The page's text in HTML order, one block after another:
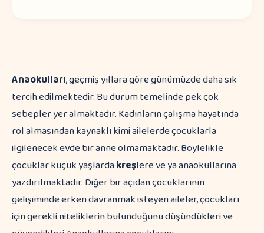
Anaokulları, geçmiş yıllara göre günümüzde daha sık
tercih edilmektedir. Bu durum temelinde pek çok
sebepler yer almaktadır. Kadınların çalışma hayatında
rol almasından kaynaklı kimi ailelerde çocuklarla
ilgilenecek evde bir anne olmamaktadır. Böylelikle
çocuklar küçük yaşlardakreşlere ve ya anaokullarına
yazdırılmaktadır. Diğer bir açıdan çocuklarının
gelişiminde erken davranmak isteyen aileler, çocukları
için gerekli niteliklerin bulunduğunu düşündükleri ve